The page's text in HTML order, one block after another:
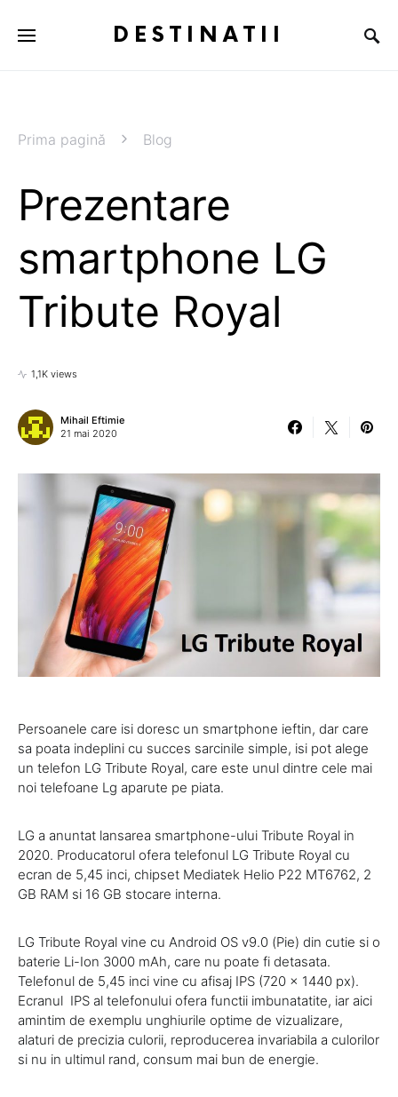
DESTINATII
Prima pagină Blog
Prezentare
smartphone LG
Tribute Royal
1,1K views
Mihail Eftimie
21 mai 2020
Persoanele care isi doresc un smartphone ieftin, dar care
sa poata indeplini cu succes sarcinile simple, isi pot alege
un telefon LG Tribute Royal, care este unul dintre cele mai
noi telefoane Lg aparute pe piata.
LG a anuntat lansarea smartphone-ului Tribute Royal in
2020. Producatorul ofera telefonul LG Tribute Royal cu
ecran de 5,45 inci, chipset Mediatek Helio P22 MT6762, 2
GB RAM si 16 GB stocare interna.
LG Tribute Royal vine cu Android OS v9.0 (Pie) din cutie si o
baterie Li-Ion 3000 mAh, care nu poate fi detasata.
Telefonul de 5,45 inci vine cu afisaj IPS (720 x 1440 px).
Ecranul IPS al telefonului ofera functii imbunatatite, iar aici
amintim de exemplu unghiurile optime de vizualizare,
alaturi de precizia culorii, reproducerea invariabila a culorilor
si nu in ultimul rand, consum mai bun de energie.